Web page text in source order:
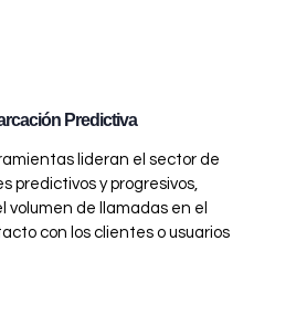
Predictiva
lideran el sector de
predictivos y progresivos,
volumen de llamadas en el
con los clientes o usuarios